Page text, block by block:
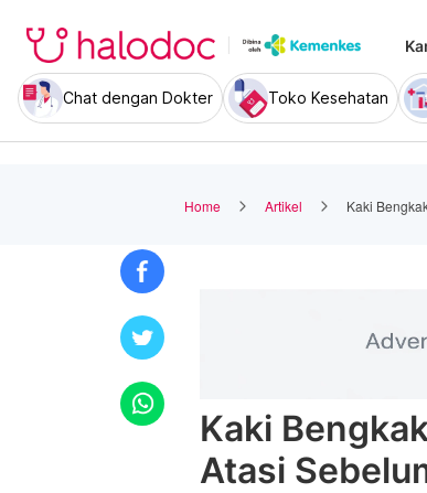
Chat dengan Dokter Toko Kesehatan
Home Artikel Kaki
Kaki
Atasi